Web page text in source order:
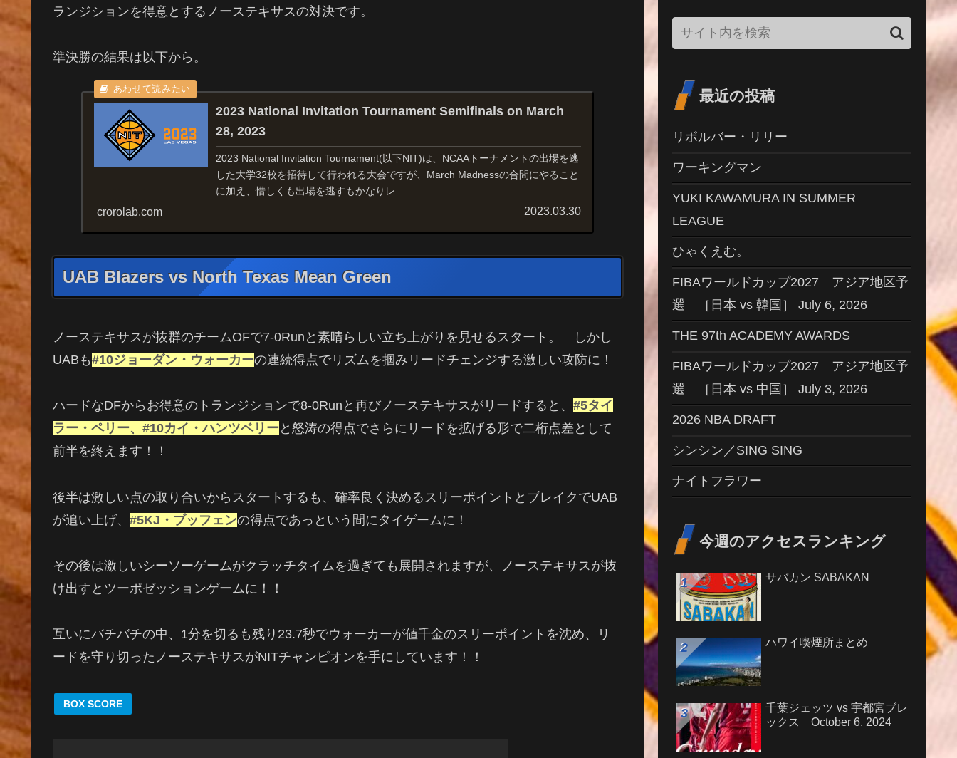
ランジションを得意とするノーステキサスの対決です。
準決勝の結果は以下から。
2023 National Invitation Tournament Semifinals on March
28, 2023
2023 National Invitation Tournament(以下NIT)は、NCAAトーナメントの出場を逃
した大学32校を招待して行われる大会ですが、March Madnessの合間にやること
に加え、惜しくも出場を逃すもかなりレ...
crorolab.com 2023.03.30
UAB Blazers vs North Texas Mean Green
ノーステキサスが抜群のチームOFで7-0Runと素晴らしい立ち上がりを見せるスタート。 しかし
UABも#10ジョーダン・ウォーカーの連続得点でリズムを掴みリードチェンジする激しい攻防に！
ハードなDFからお得意のトランジションで8-0Runと再びノーステキサスがリードすると、 #5タイ
ラー・ペリー、#10カイ・ハンツベリーと怒涛の得点でさらにリードを拡げる形で二桁点差として
前半を終えます！！
後半は激しい点の取り合いからスタートするも、確率良く決めるスリーポイントとブレイクでUAB
が追い上げ、 #5KJ・ブッフェンの得点であっという間にタイゲームに！
その後は激しいシーソーゲームがクラッチタイムを過ぎても展開されますが、ノーステキサスが抜
け出すとツーポゼッションゲームに！！
互いにバチバチの中、1分を切るも残り23.7秒でウォーカーが値千金のスリーポイントを沈め、リ
ードを守り切ったノーステキサスがNITチャンピオンを手にしています！！
BOX SCORE
最近の投稿
リボルバー・リリー
ワーキングマン
YUKI KAWAMURA IN SUMMER
LEAGUE
ひゃくえむ。
FIBAワールドカップ2027 アジア地区予
選 ［日本 vs 韓国］ July 6, 2026
THE 97th ACADEMY AWARDS
FIBAワールドカップ2027 アジア地区予
選 ［日本 vs 中国］ July 3, 2026
2026 NBA DRAFT
シンシン／SING SING
ナイトフラワー
今週のアクセスランキング
サバカン SABAKAN
ハワイ喫煙所まとめ
千葉ジェッツ vs 宇都宮ブレ
ックス October 6, 2024